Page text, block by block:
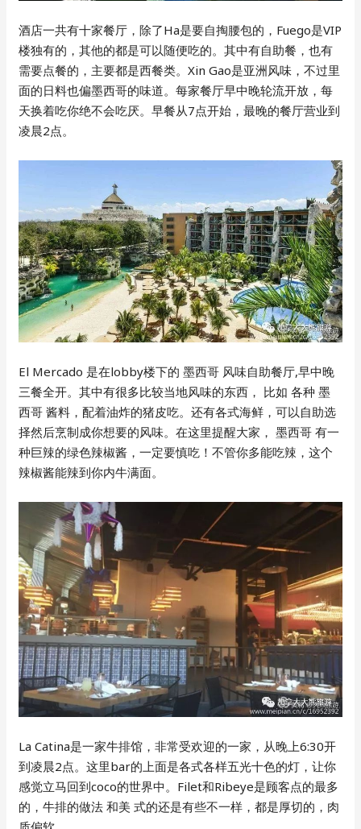
酒店一共有十家餐厅，除了Ha是要自掏腰包的，Fuego是VIP
楼独有的，其他的都是可以随便吃的。其中有自助餐，也有
需要点餐的，主要都是西餐类。Xin Gao是亚洲风味，不过里
面的日料也偏墨西哥的味道。每家餐厅早中晚轮流开放，每
天换着吃你绝不会吃厌。早餐从7点开始，最晚的餐厅营业到
凌晨2点。
El Mercado 是在lobby楼下的 墨西哥 风味自助餐厅,早中晚
三餐全开。其中有很多比较当地风味的东西， 比如 各种 墨
西哥 酱料，配着油炸的猪皮吃。还有各式海鲜，可以自助选
择然后烹制成你想要的风味。在这里提醒大家， 墨西哥 有一
种巨辣的绿色辣椒酱，一定要慎吃！不管你多能吃辣，这个
辣椒酱能辣到你内牛满面。
La Catina是一家牛排馆，非常受欢迎的一家，从晚上6:30开
到凌晨2点。这里bar的上面是各式各样五光十色的灯，让你
感觉立马回到coco的世界中。Filet和Ribeye是顾客点的最多
的，牛排的做法 和美 式的还是有些不一样，都是厚切的，肉